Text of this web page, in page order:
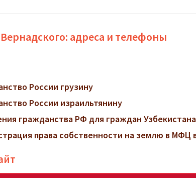
адреса и телефоны
России грузину
России израильтянину
гражданства РФ для граждан Узбекистана
права собственности на землю в МФЦ